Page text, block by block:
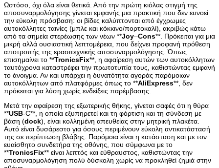
Ωστόσο, όχι όλα είναι θετικά. Από την πρώτη κιόλας στιγμή της
αποσυναρμολόγησης γίνεται εμφανής μια πρακτική που δεν ευνοεί
την εύκολη πρόσβαση: οι βίδες καλύπτονται από έγχρωμες
αυτοκόλλητες ταινίες (μπλε και κόκκινο/πορτοκαλί), ακριβώς κάτω
από τα σημεία στερέωσης των νέων **Joy–Cons**. Πρόκειται για μια
μικρή αλλά ουσιαστική λεπτομέρεια, που δείχνει προφανή πρόθεση
αποτροπής της ερασιτεχνικής αποσυναρμολόγησης. Όπως
επισημαίνει το **TronicsFix**, η αφαίρεση αυτών των αυτοκόλλητων
ταυτόχρονα καταστρέφει την πρωτοτυπία τους, καθιστώντας εμφανή
το άνοιγμα. Αν και υπάρχει η δυνατότητα αγοράς παρόμοιων
αυτοκόλλητων από πλατφόρμες όπως το **AliExpress**, δεν
πρόκειται για λύση χωρίς ενδείξεις παρέμβασης.
Μετά την αφαίρεση της εξωτερικής θήκης, γίνεται σαφές ότι η θύρα
**USB-C**, η οποία εξυπηρετεί και τη φόρτιση και τη σύνδεση με
βάση (dock), είναι κολλημένη απευθείας στην μητρική πλακέτα.
Αυτό είναι δυσάρεστο για όσους περιμένουν εύκολη αντικατάστασή
της σε περίπτωση βλάβης. Παρόμοια είναι η κατάσταση και με τον
ευαίσθητο συνδετήρα της οθόνης, που σύμφωνα με το
**TronicsFix** είναι λεπτός και εύθραυστος, καθιστώντας την
αποσυναρμολόγηση πολύ δύσκολη χωρίς να προκληθεί ζημιά στην